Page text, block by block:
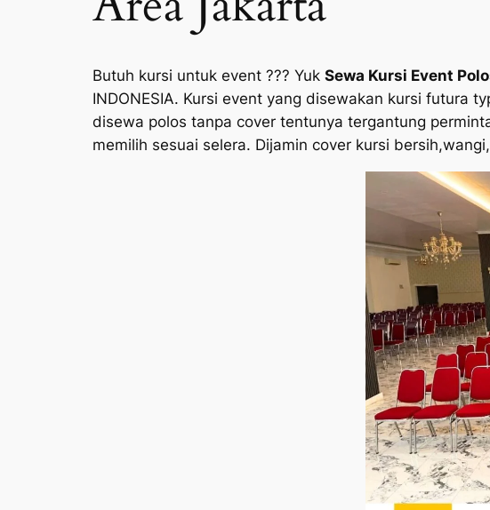
Butuh kursi untuk event ??? Yuk Sewa Kursi Event
INDONESIA. Kursi event yang disewakan kursi futura
disewa polos tanpa cover tentunya tergantung
memilih sesuai selera. Dijamin cover kursi